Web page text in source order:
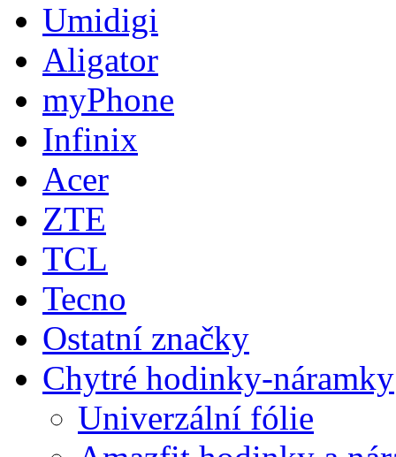
Umidigi
Aligator
myPhone
Infinix
Acer
ZTE
TCL
Tecno
Ostatní značky
Chytré hodinky-náramky
Univerzální fólie